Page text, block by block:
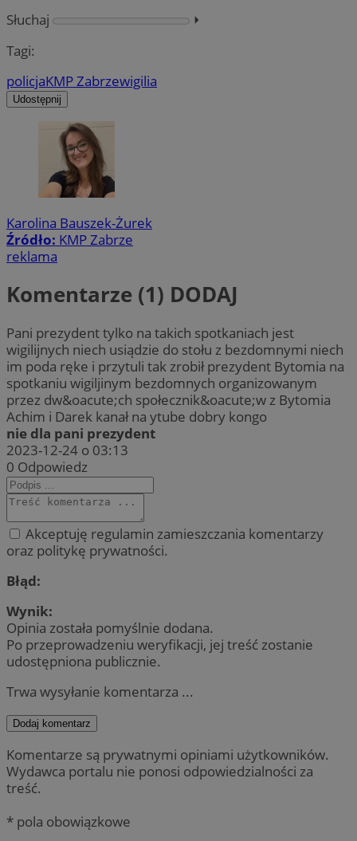
Słuchaj
⏵︎
Tagi:
policjaKMP Zabrzewigilia
Udostępnij
Karolina Bauszek-Żurek
Źródło: KMP Zabrze
reklama
Komentarze (1) DODAJ
Pani prezydent tylko na takich spotkaniach jest
wigilijnych niech usiądzie do stołu z bezdomnymi niech
im poda ręke i przytuli tak zrobił prezydent Bytomia na
spotkaniu wigiljinym bezdomnych organizowanym
przez dw&oacute;ch społecznik&oacute;w z Bytomia
Achim i Darek kanał na ytube dobry kongo
nie dla pani prezydent
2023-12-24 o 03:13
0 Odpowiedz
Akceptuję regulamin zamieszczania komentarzy
oraz politykę prywatności.
Błąd:
Wynik:
Opinia została pomyślnie dodana.
Po przeprowadzeniu weryfikacji, jej treść zostanie
udostępniona publicznie.
Trwa wysyłanie komentarza ...
Dodaj komentarz
Komentarze są prywatnymi opiniami użytkowników.
Wydawca portalu nie ponosi odpowiedzialności za
treść.
* pola obowiązkowe